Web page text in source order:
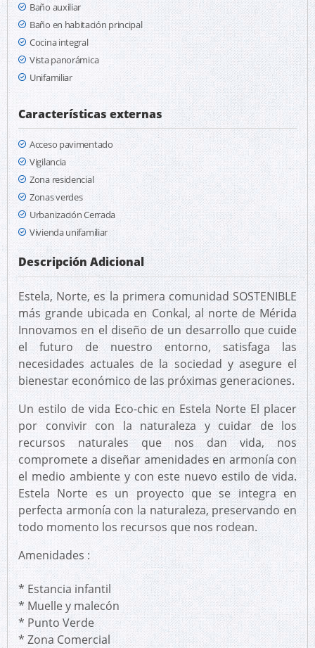
Baño auxiliar
Baño en habitación principal
Cocina integral
Vista panorámica
Unifamiliar
Características externas
Acceso pavimentado
Vigilancia
Zona residencial
Zonas verdes
Urbanización Cerrada
Vivienda unifamiliar
Descripción Adicional
Estela, Norte, es la primera comunidad SOSTENIBLE
más grande ubicada en Conkal, al norte de Mérida
Innovamos en el diseño de un desarrollo que cuide
el futuro de nuestro entorno, satisfaga las
necesidades actuales de la sociedad y asegure el
bienestar económico de las próximas generaciones.
Un estilo de vida Eco-chic en Estela Norte El placer
por convivir con la naturaleza y cuidar de los
recursos naturales que nos dan vida, nos
compromete a diseñar amenidades en armonía con
el medio ambiente y con este nuevo estilo de vida.
Estela Norte es un proyecto que se integra en
perfecta armonía con la naturaleza, preservando en
todo momento los recursos que nos rodean.
Amenidades :
* Estancia infantil
* Muelle y malecón
* Punto Verde
* Zona Comercial